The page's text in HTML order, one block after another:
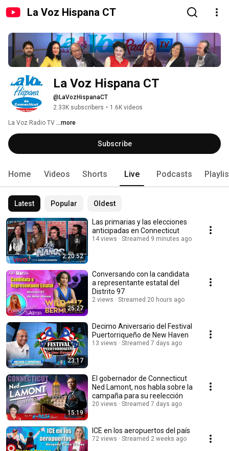
La Voz Hispana CT
La Voz Hispana CT
@LaVozHispanaCT
2.33K subscribers • 1.6K videos
La Voz Radio TV ...more
Subscribe
Home Videos Shorts Live Podcasts
Latest Popular Oldest
2:20:52
Las primarias y las elecciones
anticipadas en Connecticut
14 views Streamed 9 minutes ago
25:27
Conversando con la candidata
a representante estatal del
Distrito 97
2 views Streamed 20 hours ago
23:17
Decimo Aniversario del Festival
Puertorriqueño de New Haven
13 views Streamed 7 days ago
15:19
El gobernador de Connecticut
Ned Lamont, nos habla sobre la
campaña para su reelección
20 views Streamed 7 days ago
ICE en los aeropuertos del país
72 views Streamed 2 weeks ago